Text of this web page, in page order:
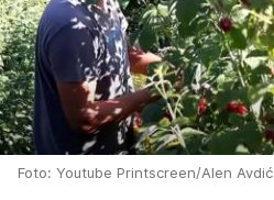
Foto: Youtube Printscreen/Alen Avdić